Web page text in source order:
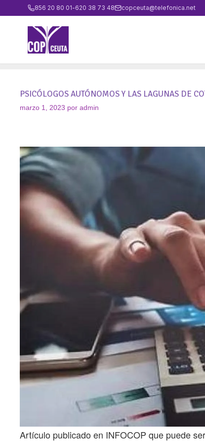
856 20 80 01-620 38 73 48 copceuta@telefonica.net
PSICÓLOGOS AUTÓNOMOS Y LAS LAGUNAS DE
marzo 1, 2023 por admin
Artículo publicado en INFOCOP que puede